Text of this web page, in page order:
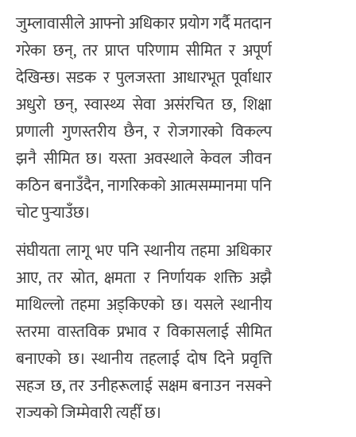
जुम्लावासीले आफ्नो अधिकार प्रयोग गर्दै मतदान
गरेका छन्, तर प्राप्त परिणाम सीमित र अपूर्ण
देखिन्छ। सडक र पुलजस्ता आधारभूत पूर्वाधार
अधुरो छन्, स्वास्थ्य सेवा असंरचित छ, शिक्षा
प्रणाली गुणस्तरीय छैन, र रोजगारको विकल्प
झनै सीमित छ। यस्ता अवस्थाले केवल जीवन
कठिन बनाउँदैन, नागरिकको आत्मसम्मानमा पनि
चोट पुर्‍याउँछ।
संघीयता लागू भए पनि स्थानीय तहमा अधिकार
आए, तर स्रोत, क्षमता र निर्णायक शक्ति अझै
माथिल्लो तहमा अड्किएको छ। यसले स्थानीय
स्तरमा वास्तविक प्रभाव र विकासलाई सीमित
बनाएको छ। स्थानीय तहलाई दोष दिने प्रवृत्ति
सहज छ, तर उनीहरूलाई सक्षम बनाउन नसक्ने
राज्यको जिम्मेवारी त्यहीँ छ।